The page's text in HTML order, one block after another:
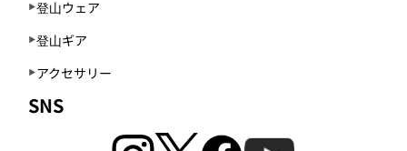
登山ウェア
登山ギア
アクセサリー
SNS